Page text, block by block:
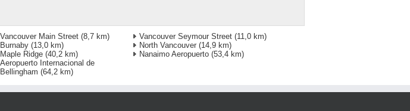
Vancouver Main Street (8,7 km) Vancouver Seymour Street (11,0 km)
Burnaby (13,0 km) North Vancouver (14,9 km)
Maple Ridge (40,2 km) Nanaimo Aeropuerto (53,4 km)
Aeropuerto Internacional de
Bellingham (64,2 km)